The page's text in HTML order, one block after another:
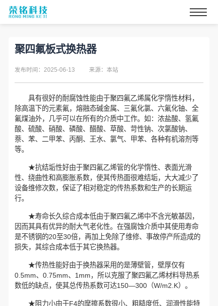
聚四氟板式换热器
发布时间：2025-06-13 来源：本站
具有很好的耐腐蚀性能由于聚四氟乙烯属化学惰性材料，
除高温下的元素氟，熔融态碱金属、三氟化氯、六氟化铀、全
氟煤油外，几乎可以在所有的介质中工作。如：浓盐酸、氢氟
酸、硫酸、硝酸、磷酸、醋酸、草酸、苛性钠、次氯酸钠、
萘、苯、二甲苯、丙酮、王水、氯气、甲苯、各种有机溶剂等
等。
★抗结垢性好由于聚四氟乙烯管的化学惰性、表面光滑
性、绕曲性和高膨胀系数，使其传热面很难结垢，大大减少了
设备维修次数，保证了相对稳定的传热系数和生产的长期运
行。
★寿命长久综合成本低由于聚四氟乙烯中不含光敏基因，
因而其具有优异的耐大气老化性。在强腐蚀介质中其使用寿命
是不锈钢的20至30倍，再加上免除了维修、事故停产所造成的
损失，其综合成本低于其它换热器。
★传热性能好由于换热器采用的是薄壁管，壁厚仅有
0.5mm、0.75mm、1mm，所以克服了聚四氟乙烯材料导热系
数低的缺点，使其总传热系数可达150—300（W/m2.K）。
★阻力小由于F4的摩擦系数很小、粗糙度低、润滑性能特